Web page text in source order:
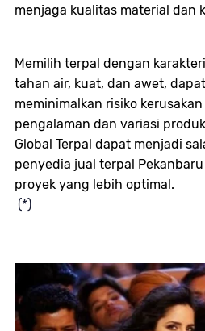
menjaga kualitas material dan
Memilih terpal dengan
tahan air, kuat, dan awet,
meminimalkan risiko
pengalaman dan variasi
Global Terpal dapat menjadi
penyedia jual terpal
proyek yang lebih optimal.
(*)